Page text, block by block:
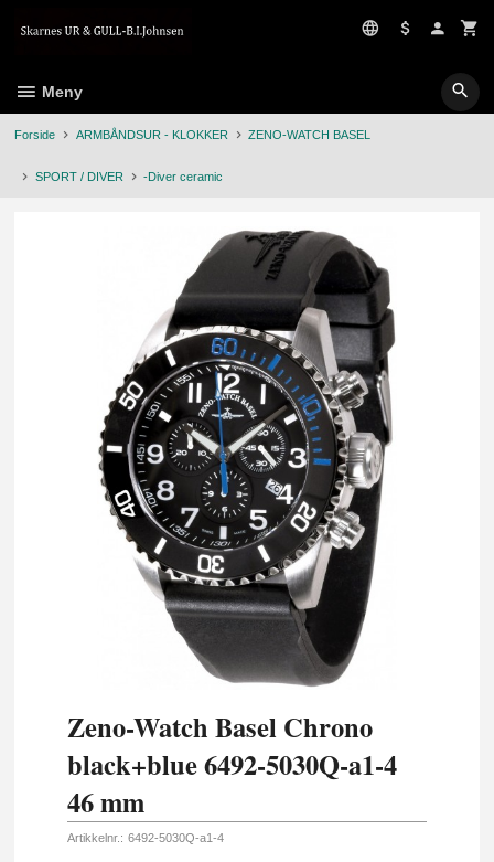
Meny
Forside ARMBÅNDSUR - KLOKKER ZENO-WATCH BASEL
SPORT / DIVER -Diver ceramic
Zeno-Watch Basel Chrono
black+blue 6492-5030Q-a1-4
46 mm
Artikkelnr.: 6492-5030Q-a1-4